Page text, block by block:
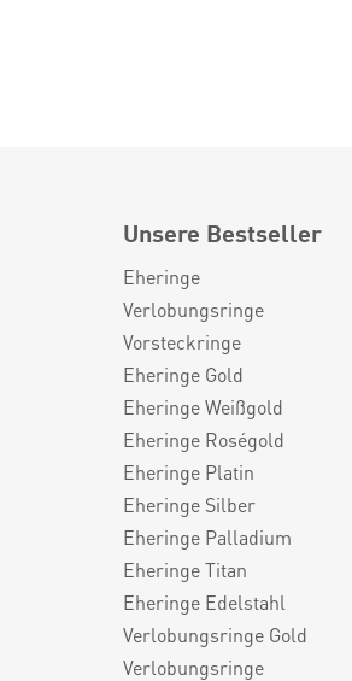
Unsere Bestseller
Eheringe
Verlobungsringe
Vorsteckringe
Eheringe Gold
Eheringe Weißgold
Eheringe Roségold
Eheringe Platin
Eheringe Silber
Eheringe Palladium
Eheringe Titan
Eheringe Edelstahl
Verlobungsringe Gold
Verlobungsringe